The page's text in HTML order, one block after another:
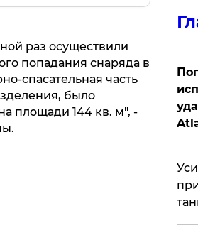
раз осуществили
попадания снаряда в
спасательная часть
было
площади 144 кв. м", -